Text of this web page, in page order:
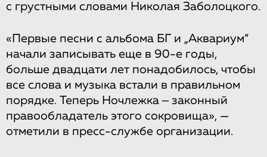
с грустными словами Николая Заболоцкого.
«Первые песни с альбома БГ и „Аквариум“
начали записывать еще в 90-е годы,
больше двадцати лет понадобилось, чтобы
все слова и музыка встали в правильном
порядке. Теперь Ночлежка ‒ законный
правообладатель этого сокровища», —
отметили в пресс-службе организации.